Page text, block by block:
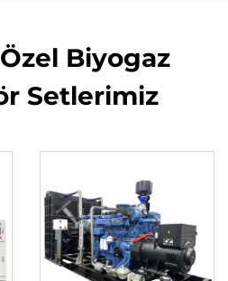
Biyogaz
Setlerimiz